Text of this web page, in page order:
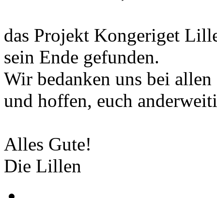
das Projekt Kongeriget
sein Ende gefunden.
Wir bedanken uns bei
und hoffen, euch
Alles Gute!
Die Lillen